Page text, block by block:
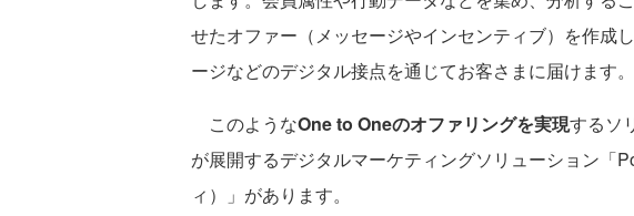
せたオファー（メッセージやインセンティブ）を作成
ージなどのデジタル接点を通じてお客さまに届けます。
このようなOne to Oneのオファリングを実現するソ
が展開するデジタルマーケティングソリューション「
ィ）」があります。